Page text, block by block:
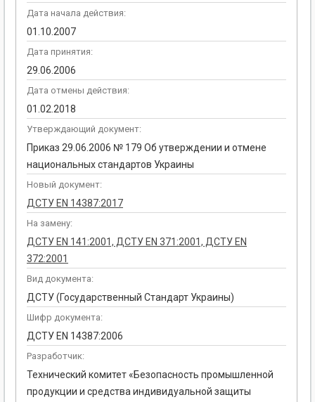
Дата начала действия:
01.10.2007
Дата принятия:
29.06.2006
Дата отмены действия:
01.02.2018
Утверждающий документ:
Приказ 29.06.2006 № 179 Об утверждении и отмене
национальных стандартов Украины
Новый документ:
ДСТУ EN 14387:2017
На замену:
ДСТУ EN 141:2001, ДСТУ EN 371:2001, ДСТУ EN
372:2001
Вид документа:
ДСТУ (Государственный Стандарт Украины)
Шифр документа:
ДСТУ EN 14387:2006
Разработчик:
Технический комитет «Безопасность промышленной
продукции и средства индивидуальной защиты